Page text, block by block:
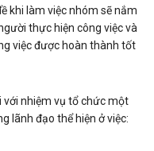
khi làm việc nhóm sẽ nắm
thực hiện công việc và
việc được hoàn thành tốt
với nhiệm vụ tổ chức một
lãnh đạo thể hiện ở việc: